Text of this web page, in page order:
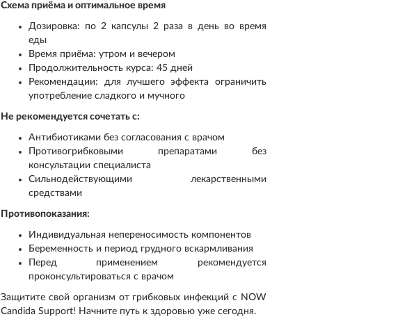
Схема приёма и оптимальное время
Дозировка: по 2 капсулы 2 раза в день во время
еды
Время приёма: утром и вечером
Продолжительность курса: 45 дней
Рекомендации: для лучшего эффекта ограничить
употребление сладкого и мучного
Не рекомендуется сочетать с:
Антибиотиками без согласования с врачом
Противогрибковыми препаратами без
консультации специалиста
Сильнодействующими лекарственными
средствами
Противопоказания:
Индивидуальная непереносимость компонентов
Беременность и период грудного вскармливания
Перед применением рекомендуется
проконсультироваться с врачом
Защитите свой организм от грибковых инфекций с NOW
Candida Support! Начните путь к здоровью уже сегодня.